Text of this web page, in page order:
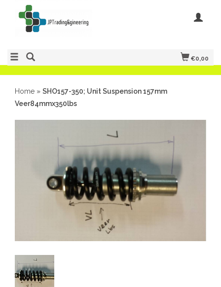
€0,00
Home » SHO157-350; Unit Suspension 157mm
Veer84mmx350lbs